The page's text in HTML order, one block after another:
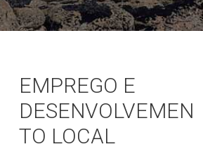
EMPREGO E
DESENVOLVEMEN
TO LOCAL